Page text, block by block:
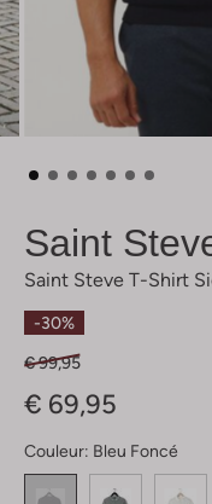
Saint
Saint Steve T-Shirt
-30%
€ 99,95
€ 69,95
Couleur: Bleu Foncé